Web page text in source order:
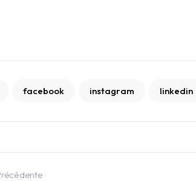
facebook instagram linkedin